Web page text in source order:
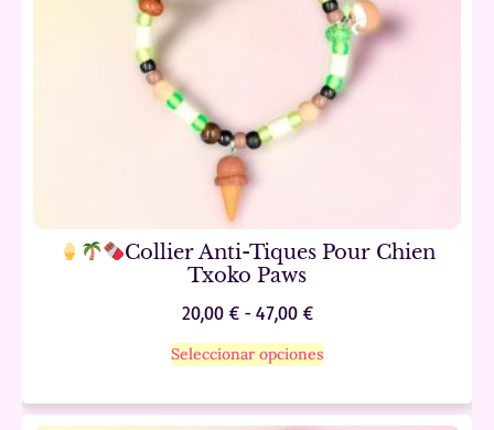
Collier Anti-Tiques Pour Chien
Txoko Paws
20,00 € - 47,00 €
Seleccionar opciones